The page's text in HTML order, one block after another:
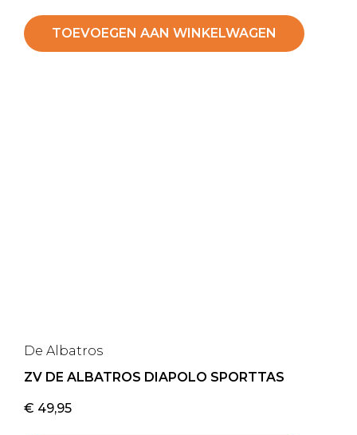
TOEVOEGEN AAN WINKELWAGEN
De Albatros
ZV DE ALBATROS DIAPOLO SPORTTAS
€ 49,95